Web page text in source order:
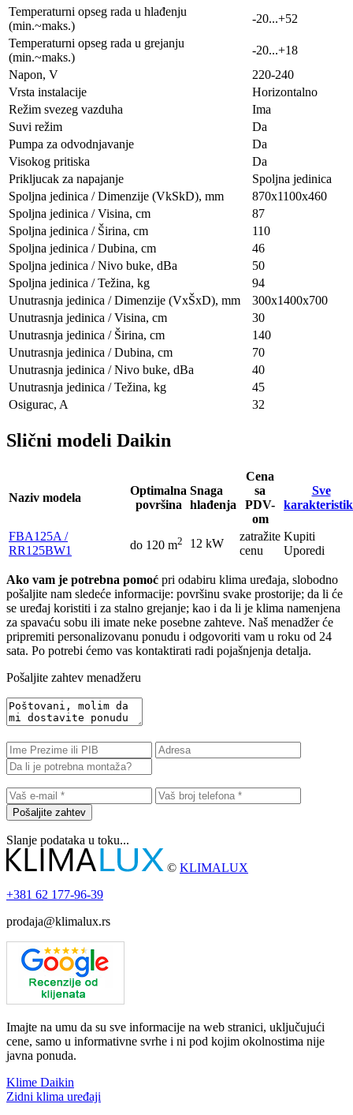
Temperaturni opseg rada u hlađenju
(min.~maks.)
-20...+52
Temperaturni opseg rada u grejanju
(min.~maks.)
-20...+18
Napon, V
220-240
Vrsta instalacije
Horizontalno
Režim svezeg vazduha
Ima
Suvi režim
Da
Pumpa za odvodnjavanje
Da
Visokog pritiska
Da
Prikljucak za napajanje
Spoljna jedinica
Spoljna jedinica / Dimenzije (VkSkD), mm
870х1100х460
Spoljna jedinica / Visina, сm
87
Spoljna jedinica / Širina, сm
110
Spoljna jedinica / Dubina, сm
46
Spoljna jedinica / Nivo buke, dBa
50
Spoljna jedinica / Težina, kg
94
Unutrasnja jedinica / Dimenzije (VxŠxD), mm
300х1400х700
Unutrasnja jedinica / Visina, сm
30
Unutrasnja jedinica / Širina, сm
140
Unutrasnja jedinica / Dubina, сm
70
Unutrasnja jedinica / Nivo buke, dBa
40
Unutrasnja jedinica / Težina, kg
45
Osigurac, A
32
Slični modeli Daikin
Naziv modela
Optimalna
površina
Snaga
hlađenja
Cena
sa
PDV-
om
Sve
FBA125A /
RR125BW1
do 120 m2 12 kW
zatražite
cenu
Kupiti
Uporedi
Ako vam je potrebna pomoć pri odabiru klima uređaja, slobodno
pošaljite nam sledeće informacije: površinu svake prostorije; da li će
se uređaj koristiti i za stalno grejanje; kao i da li je klima namenjena
za spavaću sobu ili imate neke posebne zahteve. Naš menadžer će
pripremiti personalizovanu ponudu i odgovoriti vam u roku od 24
sata. Po potrebi ćemo vas kontaktirati radi pojašnjenja detalja.
Pošaljite zahtev menadžeru
Pošaljite zahtev
Slanje podataka u toku...
© KLIMALUX
+381 62 177-96-39
prodaja@klimalux.rs
Imajte na umu da su sve informacije na web stranici, uključujući
cene, samo u informativne svrhe i ni pod kojim okolnostima nije
javna ponuda.
Klime Daikin
Zidni klima uređaji